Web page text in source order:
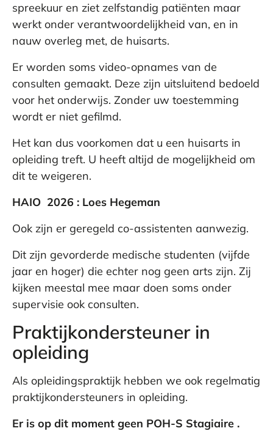
spreekuur en ziet zelfstandig patiënten maar
werkt onder verantwoordelijkheid van, en in
nauw overleg met, de huisarts.
Er worden soms video-opnames van de
consulten gemaakt. Deze zijn uitsluitend bedoeld
voor het onderwijs. Zonder uw toestemming
wordt er niet gefilmd.
Het kan dus voorkomen dat u een huisarts in
opleiding treft. U heeft altijd de mogelijkheid om
dit te weigeren.
HAIO 2026 : Loes Hegeman
Ook zijn er geregeld co-assistenten aanwezig.
Dit zijn gevorderde medische studenten (vijfde
jaar en hoger) die echter nog geen arts zijn. Zij
kijken meestal mee maar doen soms onder
supervisie ook consulten.
Praktijkondersteuner in
opleiding
Als opleidingspraktijk hebben we ook regelmatig
praktijkondersteuners in opleiding.
Er is op dit moment geen POH-S Stagiaire .